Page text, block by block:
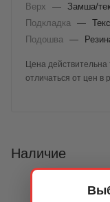
Верх
— Замша/
Подкладка
—
Подошва
—
Цена действительна
отличаться от цен в
Наличие